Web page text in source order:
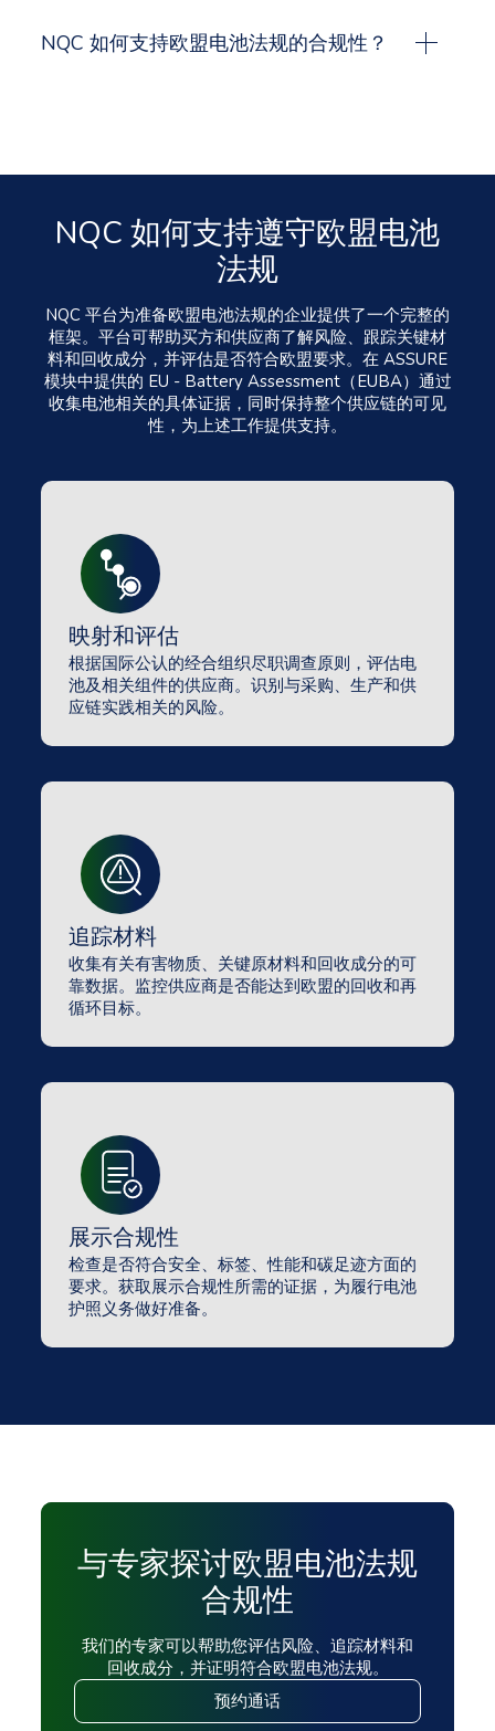
些目标将进一步提高。
NQC 如何支持欧盟电池法规的合规性？
电池要求、收集正确数据和验证供应商是否已做好履行
NQC 如何支持遵守欧盟电池
法规
NQC 平台为准备欧盟电池法规的企业提供了一个完整的
框架。平台可帮助买方和供应商了解风险、跟踪关键材
料和回收成分，并评估是否符合欧盟要求。在 ASSURE
模块中提供的 EU - Battery Assessment（EUBA）通过
收集电池相关的具体证据，同时保持整个供应链的可见
性，为上述工作提供支持。
映射和评估
根据国际公认的经合组织尽职调查原则，评估电
池及相关组件的供应商。识别与采购、生产和供
应链实践相关的风险。
追踪材料
收集有关有害物质、关键原材料和回收成分的可
靠数据。监控供应商是否能达到欧盟的回收和再
循环目标。
展示合规性
检查是否符合安全、标签、性能和碳足迹方面的
要求。获取展示合规性所需的证据，为履行电池
护照义务做好准备。
与专家探讨欧盟电池法规
合规性
我们的专家可以帮助您评估风险、追踪材料和
回收成分，并证明符合欧盟电池法规。
预约通话